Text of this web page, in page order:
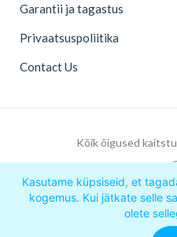
Garantii ja tagastus
Privaatsuspoliitika
Contact Us
Kõik õigused
Kasutame küpsiseid, et
kogemus. Kui jätkate selle
olete